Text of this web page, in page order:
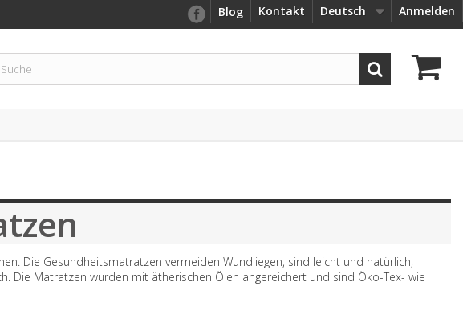
Anmelden
Deutsch
Kontakt
Blog
Die Gesundheitsmatratzen vermeiden Wundliegen, sind leicht und natürlich,
Die Matratzen wurden mit ätherischen Ölen angereichert und sind Öko-Tex- wie